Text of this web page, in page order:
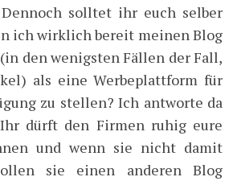
solltet ihr euch selber
ich wirklich bereit meinen Blog
den wenigsten Fällen der Fall,
als eine Werbeplattform für
zu stellen? Ich antworte da
dürft den Firmen ruhig eure
und wenn sie nicht damit
sie einen anderen Blog